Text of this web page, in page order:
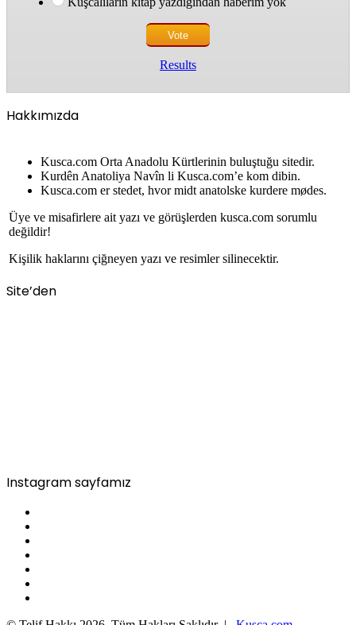
Results
Hakkımızda
Kusca.com Orta Anadolu Kürtlerinin buluştuğu sitedir.
Kurdên Anatoliya Navîn li Kusca.com’e kom dibin.
Kusca.com er stedet, hvor midt anatolske kurdere mødes.
Üye ve misafirlere ait yazı ve görüşlerden kusca.com sorumlu
değildir!
Kişilik haklarını çiğneyen yazı ve resimler silinecektir.
Site’den
Instagram sayfamız